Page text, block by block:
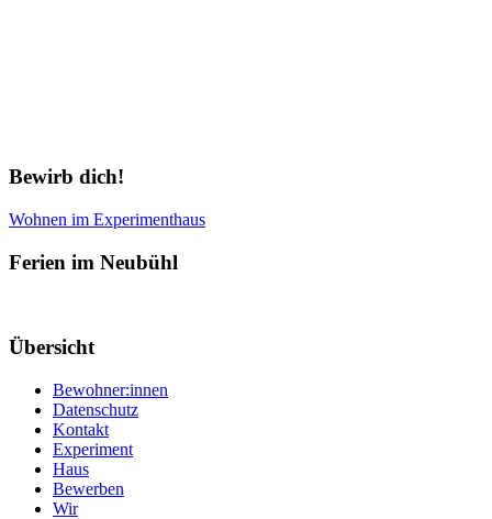
Bewirb dich!
Wohnen im Experimenthaus
Ferien im Neubühl
Übersicht
Bewohner:innen
Datenschutz
Kontakt
Experiment
Haus
Bewerben
Wir